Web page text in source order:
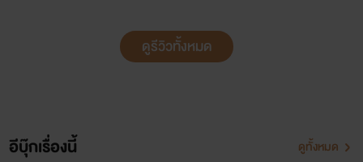
ดูรีวิวทั้งหมด
อีบุ๊กเรื่องนี้ ดูทั้งหมด